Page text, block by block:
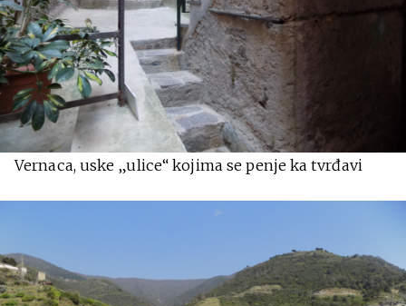
Vernaca, uske „ulice“ kojima se penje ka tvrđavi